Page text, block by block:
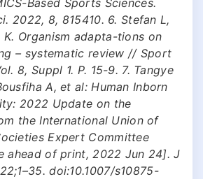
2022, 8, 815410. 6. Stefan L,
K. Organism adapta-tions on
– systematic review // Sport
8, Suppl 1. P. 15-9. 7. Tangye
A, et al: Human Inborn
2022 Update on the
the International Union of
Expert Committee
ahead of print, 2022 Jun 24]. J
doi:10.1007/s10875-